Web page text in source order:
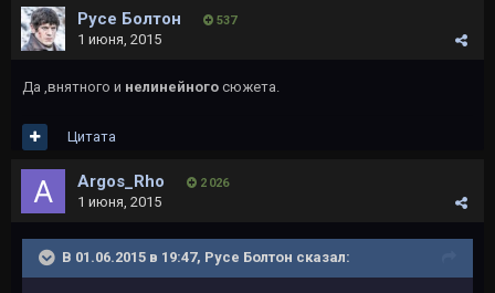
Русе Болтон 537
1 июня, 2015
Да ,внятного и нелинейного сюжета.
Цитата
Argos_Rho 2 026
1 июня, 2015
В 01.06.2015 в 19:47, Русе Болтон сказал: